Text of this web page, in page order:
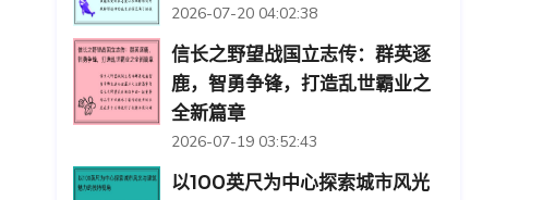
2026-07-20 04:02:38
信长之野望战国立志传：群英逐
鹿，智勇争锋，打造乱世霸业之
全新篇章
2026-07-19 03:52:43
以100英尺为中心探索城市风光